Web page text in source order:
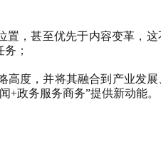
置，甚至优先于内容变革，
；
高度，并将其融合到产业发
+政务服务商务”提供新动能。